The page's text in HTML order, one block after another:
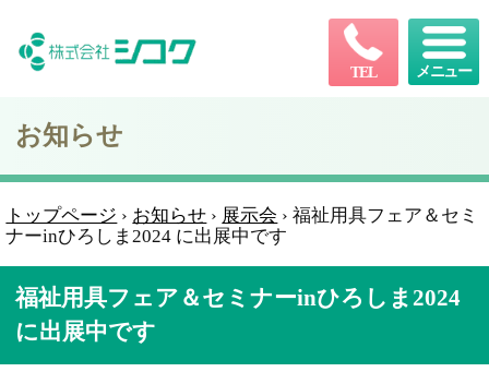
TEL メニュー
お知らせ
トップページ › お知らせ › 展示会 ›福祉用具フェア＆セミ
ナーinひろしま2024 に出展中です
福祉用具フェア＆セミナーinひろしま2024
に出展中です